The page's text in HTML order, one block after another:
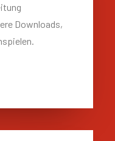
Downloads,